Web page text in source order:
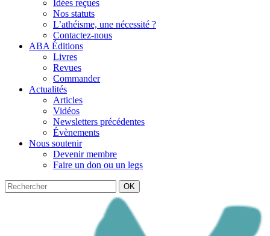
Idées reçues
Nos statuts
L’athéisme, une nécessité ?
Contactez-nous
ABA Éditions
Livres
Revues
Commander
Actualités
Articles
Vidéos
Newsletters précédentes
Évènements
Nous soutenir
Devenir membre
Faire un don ou un legs
OK